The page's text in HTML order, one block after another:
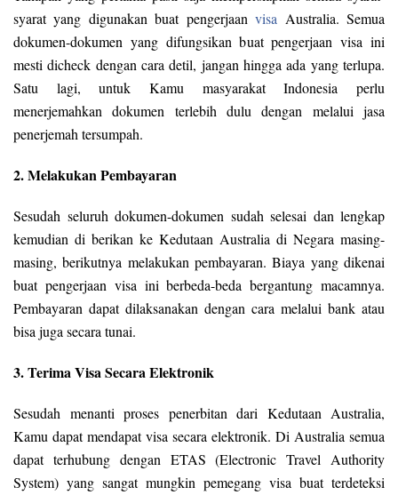
syarat yang digunakan buat pengerjaanvisa Australia. Semua
dokumen-dokumen yang difungsikan buat pengerjaan visa ini
mesti dicheck dengan cara detil, jangan hingga ada yang terlupa.
Satu lagi, untuk Kamu masyarakat Indonesia perlu
menerjemahkan dokumen terlebih dulu dengan melalui jasa
penerjemah tersumpah.
2. Melakukan Pembayaran
Sesudah seluruh dokumen-dokumen sudah selesai dan lengkap
kemudian di berikan ke Kedutaan Australia di Negara masing-
masing, berikutnya melakukan pembayaran. Biaya yang dikenai
buat pengerjaan visa ini berbeda-beda bergantung macamnya.
Pembayaran dapat dilaksanakan dengan cara melalui bank atau
bisa juga secara tunai.
3. Terima Visa Secara Elektronik
Sesudah menanti proses penerbitan dari Kedutaan Australia,
Kamu dapat mendapat visa secara elektronik. Di Australia semua
dapat terhubung dengan ETAS (Electronic Travel Authority
System) yang sangat mungkin pemegang visa buat terdeteksi